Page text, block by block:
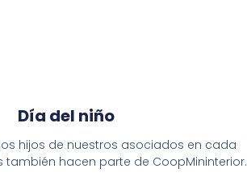
Día del niño
hijos de nuestros asociados en cada
también hacen parte de CoopMininterior.